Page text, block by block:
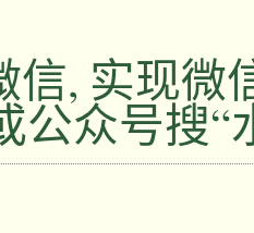
信, 实现微
公众号搜“